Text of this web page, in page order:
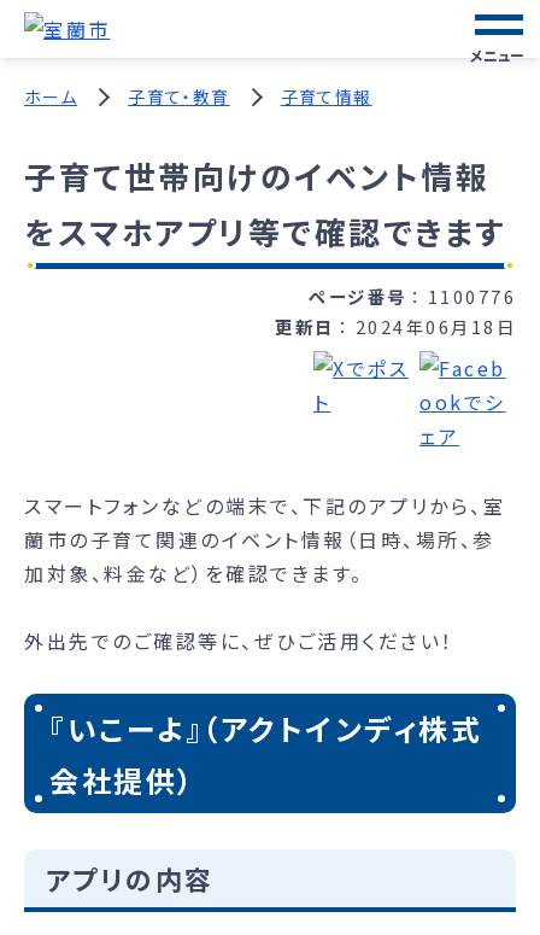
メニュー
ホーム 子育て・教育 子育て情報
子育て世帯向けのイベント情報
をスマホアプリ等で確認できます
ページ番号
1100776
更新日
2024年06月18日
スマートフォンなどの端末で、下記のアプリから、室
蘭市の子育て関連のイベント情報（日時、場所、参
加対象、料金など）を確認できます。
外出先でのご確認等に、ぜひご活用ください！
『いこーよ』（アクトインディ株式
会社提供）
アプリの内容